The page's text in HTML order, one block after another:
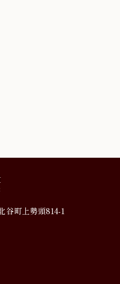
谷町上勢頭814-1